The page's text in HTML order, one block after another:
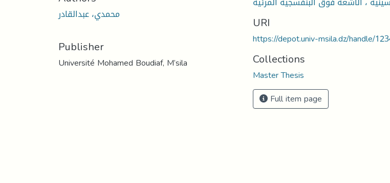
محمدي، عبدالقادر
Publisher
Université Mohamed Boudiaf, M’sila
URI
https://depot.univ-msila.dz/handle/
Collections
Master Thesis
Full item page